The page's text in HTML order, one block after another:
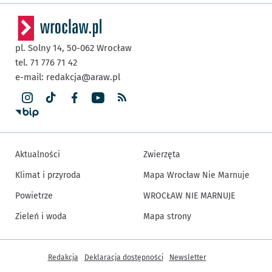
pl. Solny 14, 50-062 Wrocław
tel. 71 776 71 42
e-mail: redakcja@araw.pl
Aktualności
Klimat i przyroda
Powietrze
Zieleń i woda
Zwierzęta
Mapa Wrocław Nie Marnuje
WROCŁAW NIE MARNUJE
Mapa strony
Inne informacje
Redakcja Deklaracja dostępności Newsletter